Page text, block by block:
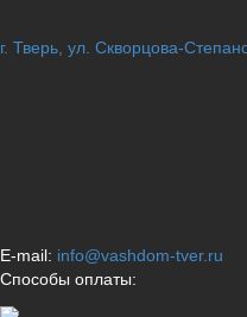
г. Тверь, ул. Скворцова-
E-mail: info@vashdom-tver.ru
Способы оплаты: